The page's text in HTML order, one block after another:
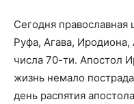
Сегодня православная
Руфа, Агава,
числа 70-ти. Апостол
жизнь немало
день распятия